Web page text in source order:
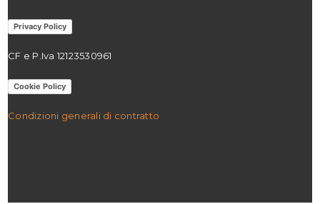
Privacy Policy
CF e P.Iva 12123530961
Cookie Policy
Condizioni generali di contratto